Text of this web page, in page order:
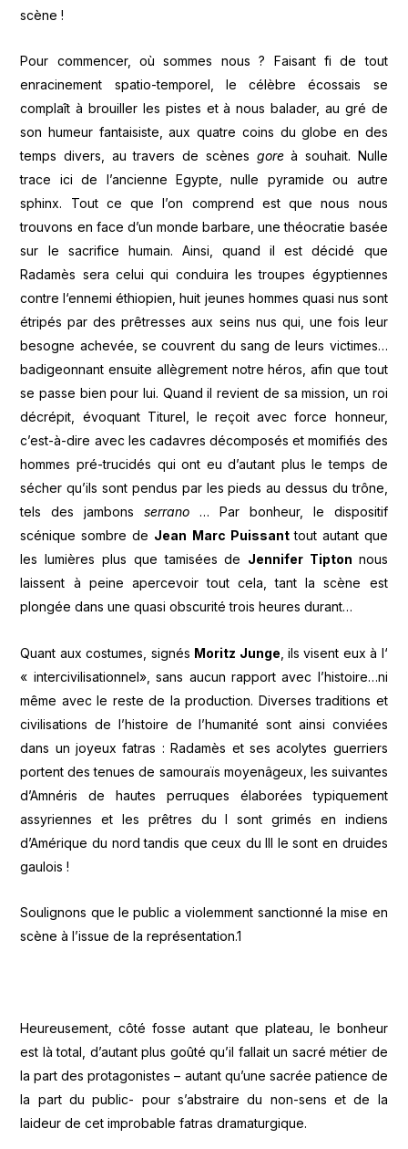
scène !
Pour commencer, où sommes nous ? Faisant fi de tout
enracinement spatio-temporel, le célèbre écossais se
complaît à brouiller les pistes et à nous balader, au gré de
son humeur fantaisiste, aux quatre coins du globe en des
temps divers, au travers de scènes goreà souhait. Nulle
trace ici de l’ancienne Egypte, nulle pyramide ou autre
sphinx. Tout ce que l’on comprend est que nous nous
trouvons en face d’un monde barbare, une théocratie basée
sur le sacrifice humain. Ainsi, quand il est décidé que
Radamès sera celui qui conduira les troupes égyptiennes
contre l‘ennemi éthiopien, huit jeunes hommes quasi nus sont
étripés par des prêtresses aux seins nus qui, une fois leur
besogne achevée, se couvrent du sang de leurs victimes…
badigeonnant ensuite allègrement notre héros, afin que tout
se passe bien pour lui. Quand il revient de sa mission, un roi
décrépit, évoquant Titurel, le reçoit avec force honneur,
c’est-à-dire avec les cadavres décomposés et momifiés des
hommes pré-trucidés qui ont eu d’autant plus le temps de
sécher qu’ils sont pendus par les pieds au dessus du trône,
tels des jambonsserrano … Par bonheur, le dispositif
scénique sombre de Jean Marc Puissanttout autant que
les lumières plus que tamisées de Jennifer Tipton nous
laissent à peine apercevoir tout cela, tant la scène est
plongée dans une quasi obscurité trois heures durant…
Quant aux costumes, signés Moritz Junge , ils visent eux à l‘
« intercivilisationnel», sans aucun rapport avec l’histoire…ni
même avec le reste de la production. Diverses traditions et
civilisations de l’histoire de l’humanité sont ainsi conviées
dans un joyeux fatras : Radamès et ses acolytes guerriers
portent des tenues de samouraïs moyenâgeux, les suivantes
d’Amnéris de hautes perruques élaborées typiquement
assyriennes et les prêtres du I sont grimés en indiens
d’Amérique du nord tandis que ceux du III le sont en druides
gaulois !
Soulignons que le public a violemment sanctionné la mise en
scène à l’issue de la représentation.1
Heureusement, côté fosse autant que plateau, le bonheur
est là total, d’autant plus goûté qu’il fallait un sacré métier de
la part des protagonistes – autant qu’une sacrée patience de
la part du public- pour s’abstraire du non-sens et de la
laideur de cet improbable fatras dramaturgique.